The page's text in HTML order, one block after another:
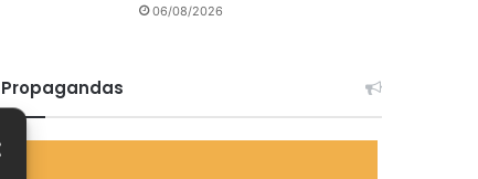
06/08/2026
Propagandas